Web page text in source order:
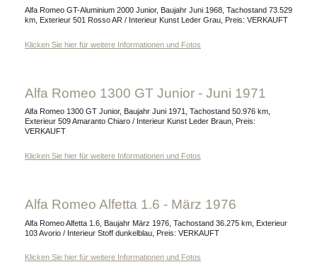
Alfa Romeo GT-Aluminium 2000 Junior, Baujahr Juni 1968, Tachostand 73.529
km, Exterieur 501 Rosso AR / Interieur Kunst Leder Grau, Preis: VERKAUFT
Klicken Sie hier für weitere Informationen und Fotos
Alfa Romeo 1300 GT Junior - Juni 1971
Alfa Romeo 1300 GT Junior, Baujahr Juni 1971, Tachostand 50.976 km,
Exterieur 509 Amaranto Chiaro / Interieur Kunst Leder Braun, Preis:
VERKAUFT
Klicken Sie hier für weitere Informationen und Fotos
Alfa Romeo Alfetta 1.6 - März 1976
Alfa Romeo Alfetta 1.6, Baujahr März 1976, Tachostand 36.275 km, Exterieur
103 Avorio / Interieur Stoff dunkelblau, Preis: VERKAUFT
Klicken Sie hier für weitere Informationen und Fotos